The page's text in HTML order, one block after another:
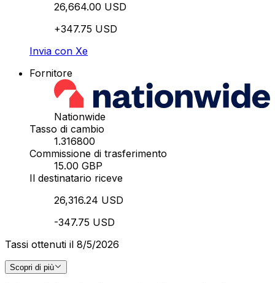
26,664.00 USD
+347.75 USD
Invia con Xe
Fornitore
Nationwide
Tasso di cambio
1.316800
Commissione di trasferimento
15.00 GBP
Il destinatario riceve
26,316.24 USD
-347.75 USD
Tassi ottenuti il 8/5/2026
Scopri di più